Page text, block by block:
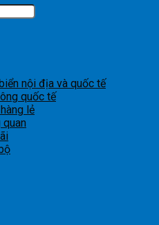
nội địa và quốc tế
quốc tế
lẻ